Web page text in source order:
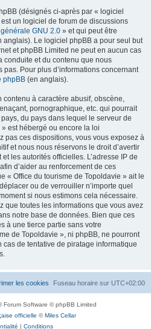
(désignés ci-après par « logiciel
un logiciel de forum de discussions
GNU 2.0 » et qui peut être
anglais). Le logiciel phpBB a pour seul but
et phpBB Limited ne peut en aucun cas
conduite et du contenu que nous
pas. Pour plus d’informations concernant
phpBB (en anglais).
à caractère abusif, obscène,
pornographique, etc. qui pourrait
du pays dans lequel le serveur de
est hébergé ou encore la loi
pas ces dispositions, vous vous exposez à
et nous nous réservons le droit d’avertir
les autorités officielles. L’adresse IP de
d’aider au renforcement de ces
« Office du tourisme de Topoldavie » ait le
ou de verrouiller n’importe quel
si nous estimons cela nécessaire.
que toutes les informations que vous avez
notre base de données. Bien que ces
à une tierce partie sans votre
de Topoldavie », ni phpBB, ne pourront
de tentative de piratage informatique
Fuseau horaire sur UTC+02:00
les cookies
Forum Software © phpBB Limited
officielle ©Miles Cellar
| Conditions